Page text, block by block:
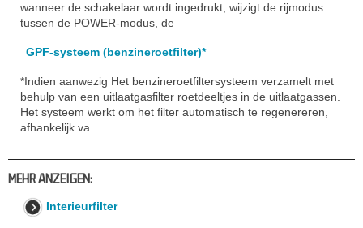
wanneer de schakelaar wordt ingedrukt, wijzigt de rijmodus
tussen de POWER-modus, de
GPF-systeem (benzineroetfilter)*
*Indien aanwezig Het benzineroetfiltersysteem verzamelt met
behulp van een uitlaatgasfilter roetdeeltjes in de uitlaatgassen.
Het systeem werkt om het filter automatisch te regenereren,
afhankelijk va
MEHR ANZEIGEN:
Interieurfilter